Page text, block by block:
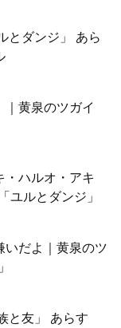
とダンジ」 あら
｜黄泉のツガイ
・ハルオ・アキ
ユルとダンジ」
いだよ｜黄泉のツ
と友」 あらす